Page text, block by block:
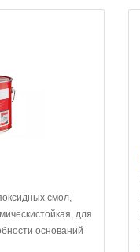
смол,
для
оснований